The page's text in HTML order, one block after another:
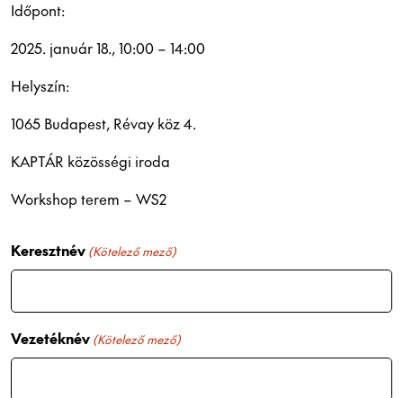
Időpont:
2025. január 18., 10:00 – 14:00
Helyszín:
1065 Budapest, Révay köz 4.
KAPTÁR közösségi iroda
Workshop terem – WS2
Keresztnév (Kötelező mező)
Vezetéknév (Kötelező mező)